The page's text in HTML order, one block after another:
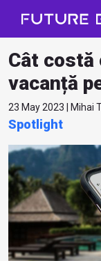
Cât costă
vacanță
23 May 2023 | Mihai
Spotlight